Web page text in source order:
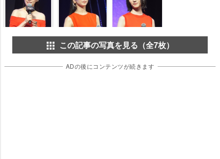
この記事の写真を見る（全7枚）
ADの後にコンテンツが続きます